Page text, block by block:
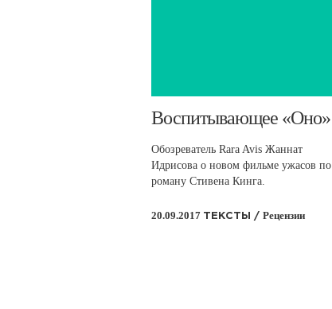
​Воспитывающее «Оно»
Обозреватель Rara Avis Жаннат
Идрисова о новом фильме ужасов по
роману Стивена Кинга.
20.09.2017 ТЕКСТЫ / Рецензии